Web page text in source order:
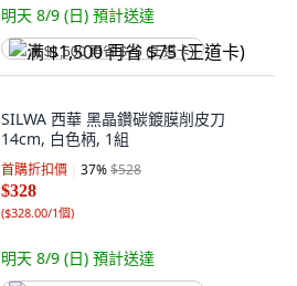
明天 8/9 (日) 預計送達
满 $1,500 再省 $75 (王道卡)
SILWA 西華 黑晶鑽碳鍍膜削皮刀
14cm, 白色柄, 1組
首購折扣價 37%$528
$328
($328.00/1個)
明天 8/9 (日) 預計送達